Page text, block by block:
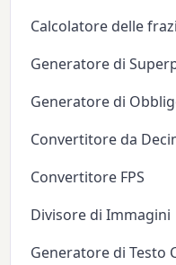
Calcolatore delle
Generatore di
Generatore di
Convertitore da
Convertitore FPS
Divisore di Immagini
Generatore di Testo